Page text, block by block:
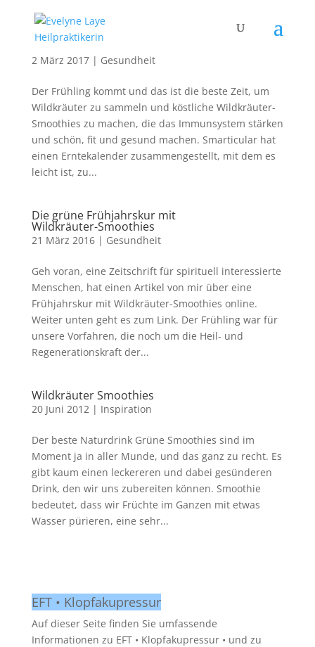
Erntekalender für Wildpflanzen
2 März 2017| Gesundheit
Der Frühling kommt und das ist die beste Zeit, um
Wildkräuter zu sammeln und köstliche Wildkräuter-
Smoothies zu machen, die das Immunsystem stärken
und schön, fit und gesund machen. Smarticular hat
einen Erntekalender zusammengestellt, mit dem es
leicht ist, zu...
Die grüne Frühjahrskur mit
Wildkräuter-Smoothies
21 März 2016| Gesundheit
Geh voran, eine Zeitschrift für spirituell interessierte
Menschen, hat einen Artikel von mir über eine
Frühjahrskur mit Wildkräuter-Smoothies online.
Weiter unten geht es zum Link. Der Frühling war für
unsere Vorfahren, die noch um die Heil- und
Regenerationskraft der...
Wildkräuter Smoothies
20 Juni 2012| Inspiration
Der beste Naturdrink Grüne Smoothies sind im
Moment ja in aller Munde, und das ganz zu recht. Es
gibt kaum einen leckereren und dabei gesünderen
Drink, den wir uns zubereiten können. Smoothie
bedeutet, dass wir Früchte im Ganzen mit etwas
Wasser pürieren, eine sehr...
EFT • Klopfakupressur
Auf dieser Seite finden Sie umfassende
Informationen zu EFT • Klopfakupressur • und zu